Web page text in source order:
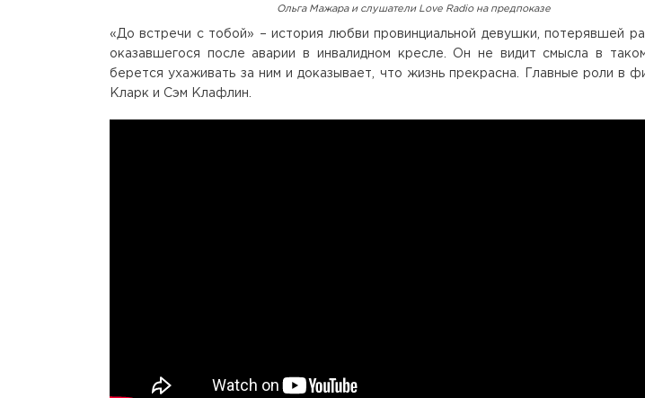
Ольга Мажара и слушатели Love Radio на предпоказе
«До встречи с тобой» – история любви провинциальной девушки, потерявшей
оказавшегося после аварии в инвалидном кресле. Он не видит смысла в
берется ухаживать за ним и доказывает, что жизнь прекрасна. Главные роли в
Кларк и Сэм Клафлин.